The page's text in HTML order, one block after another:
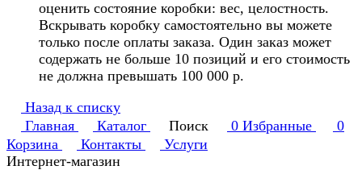
оценить состояние коробки: вес, целостность.
Вскрывать коробку самостоятельно вы можете
только после оплаты заказа. Один заказ может
содержать не больше 10 позиций и его стоимость
не должна превышать 100 000 р.
Назад к списку
Главная
Каталог Поиск 0 Избранные
0
Корзина
Контакты
Услуги
Интернет-магазин